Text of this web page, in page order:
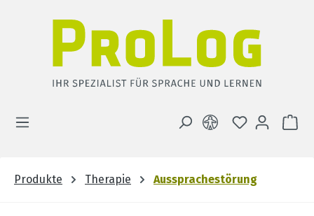
DU HAST 0
Produkte Therapie Aussprachestörung